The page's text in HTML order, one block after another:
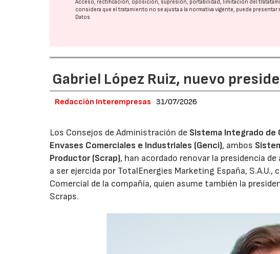
Acceso, rectificación, oposición, supresión, portabilidad, limitación del
considera que el tratamiento no se ajusta a la normativa vigente, puede
Datos
Gabriel López Ruiz, nuevo
Redacción Interempresas 31/07/2026
Los Consejos de Administración de Sistema Integrado de
Envases Comerciales e Industriales (Genci), ambos
Productor (Scrap), han acordado renovar la presidencia
a ser ejercida por TotalEnergies Marketing España,
Comercial de la compañía, quien asume también la
Scraps.